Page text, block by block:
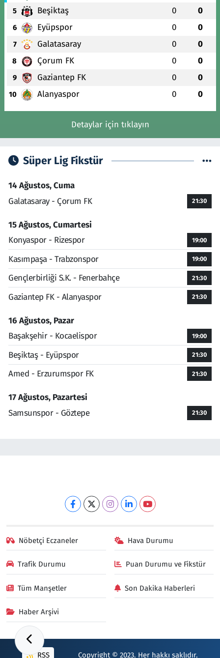
5 Beşiktaş 0 0
6 Eyüpspor 0 0
7 Galatasaray 0 0
8 Çorum FK 0 0
9 Gaziantep FK 0 0
10 Alanyaspor 0 0
Detaylar için tıklayın
Süper Lig Fikstür
14 Ağustos, Cuma
Galatasaray - Çorum FK
21:30
15 Ağustos, Cumartesi
Konyaspor - Rizespor
19:00
Kasımpaşa - Trabzonspor 19:00
Gençlerbirliği S.K. - Fenerbahçe 21:30
Gaziantep FK - Alanyaspor 21:30
16 Ağustos, Pazar
Başakşehir - Kocaelispor
19:00
Beşiktaş - Eyüpspor 21:30
Amed - Erzurumspor FK 21:30
17 Ağustos, Pazartesi
Samsunspor - Göztepe
21:30
Nöbetçi Eczaneler Hava Durumu
Trafik Durumu Puan Durumu ve Fikstür
Tüm Manşetler Son Dakika Haberleri
Haber Arşivi
RSS Copyright © 2023. Her hakkı saklıdır.